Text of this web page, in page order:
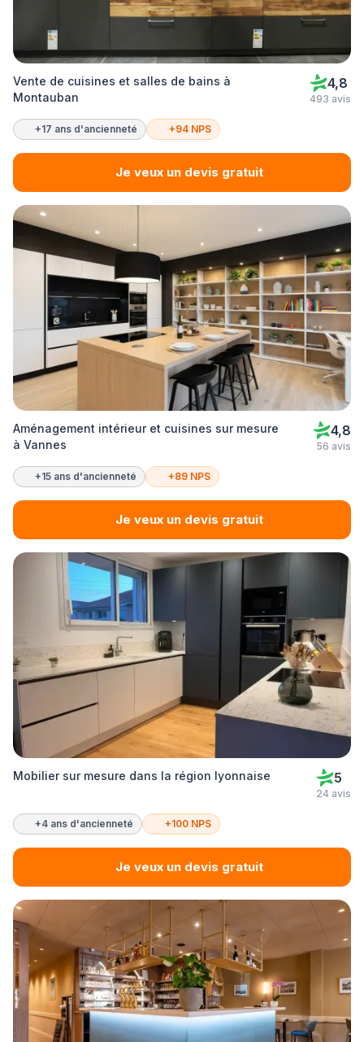
Vente de cuisines et salles de bains à
Montauban
4,8
493 avis
+17 ans d'ancienneté +94 NPS
Je veux un devis gratuit
Aménagement intérieur et cuisines sur mesure
à Vannes
4,8
56 avis
+15 ans d'ancienneté +89 NPS
Je veux un devis gratuit
Mobilier sur mesure dans la région lyonnaise 5
24 avis
+4 ans d'ancienneté +100 NPS
Je veux un devis gratuit